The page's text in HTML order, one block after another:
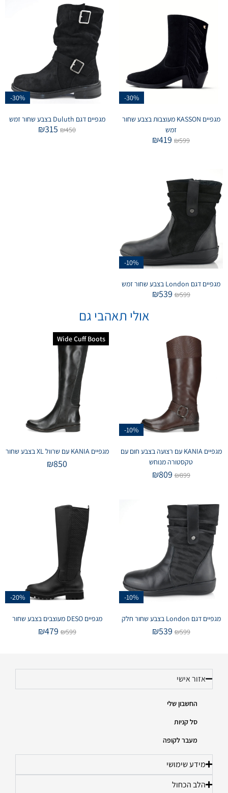
-30%
מגפיים KASSON מעוצבות בצבע שחור
זמש
₪599
₪419
-30%
מגפיים דגם Duluth בצבע שחור זמש
₪450
₪315
-10%
מגפיים דגם London בצבע שחור זמש
₪599
₪539
אולי תאהבי גם
-10%
מגפיים KANIA עם רצועה בצבע חום עם
טקסטורה מנוחש
₪899
₪809
Wide Cuff Boots
מגפיים KANIA עם שרוול XL בצבע שחור
₪850
-10%
מגפיים דגם London בצבע שחור חלק
₪599
₪539
-20%
מגפיים DESO מעוצבים בצבע שחור
₪599
₪479
אזור אישי
החשבון שלי
סל קניות
מעבר לקופה
מידע שימושי
הלב הכחול